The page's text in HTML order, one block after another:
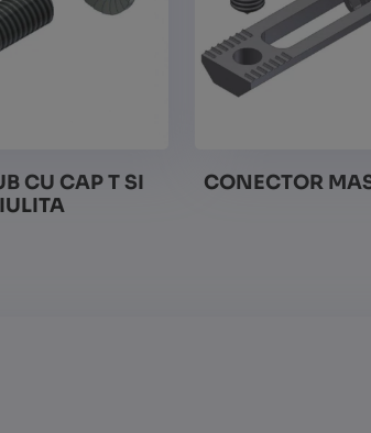
CU CAP T SI
CONECTOR